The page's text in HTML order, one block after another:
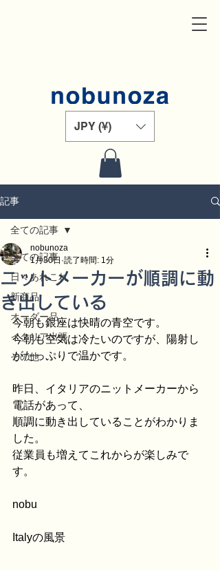
JPY (¥)
記事
全ての記事
日々あれこれ
新商品
オーダー品
イタリア出張
その他
全ての記事
ニットメーカーが順調に動
き出している
nobunoza
1月30日 読了時間: 1分
今朝も銀座は快晴の青空です。
今朝も空気は冷たいのですが、陽射し
がたっぷりで温かです。
昨日、イタリアのニットメーカーから
電話があって、
順調に動き出していることがわかりま
した。
従業員も増えてこれからが楽しみで
す。
nobu
Italyの風景